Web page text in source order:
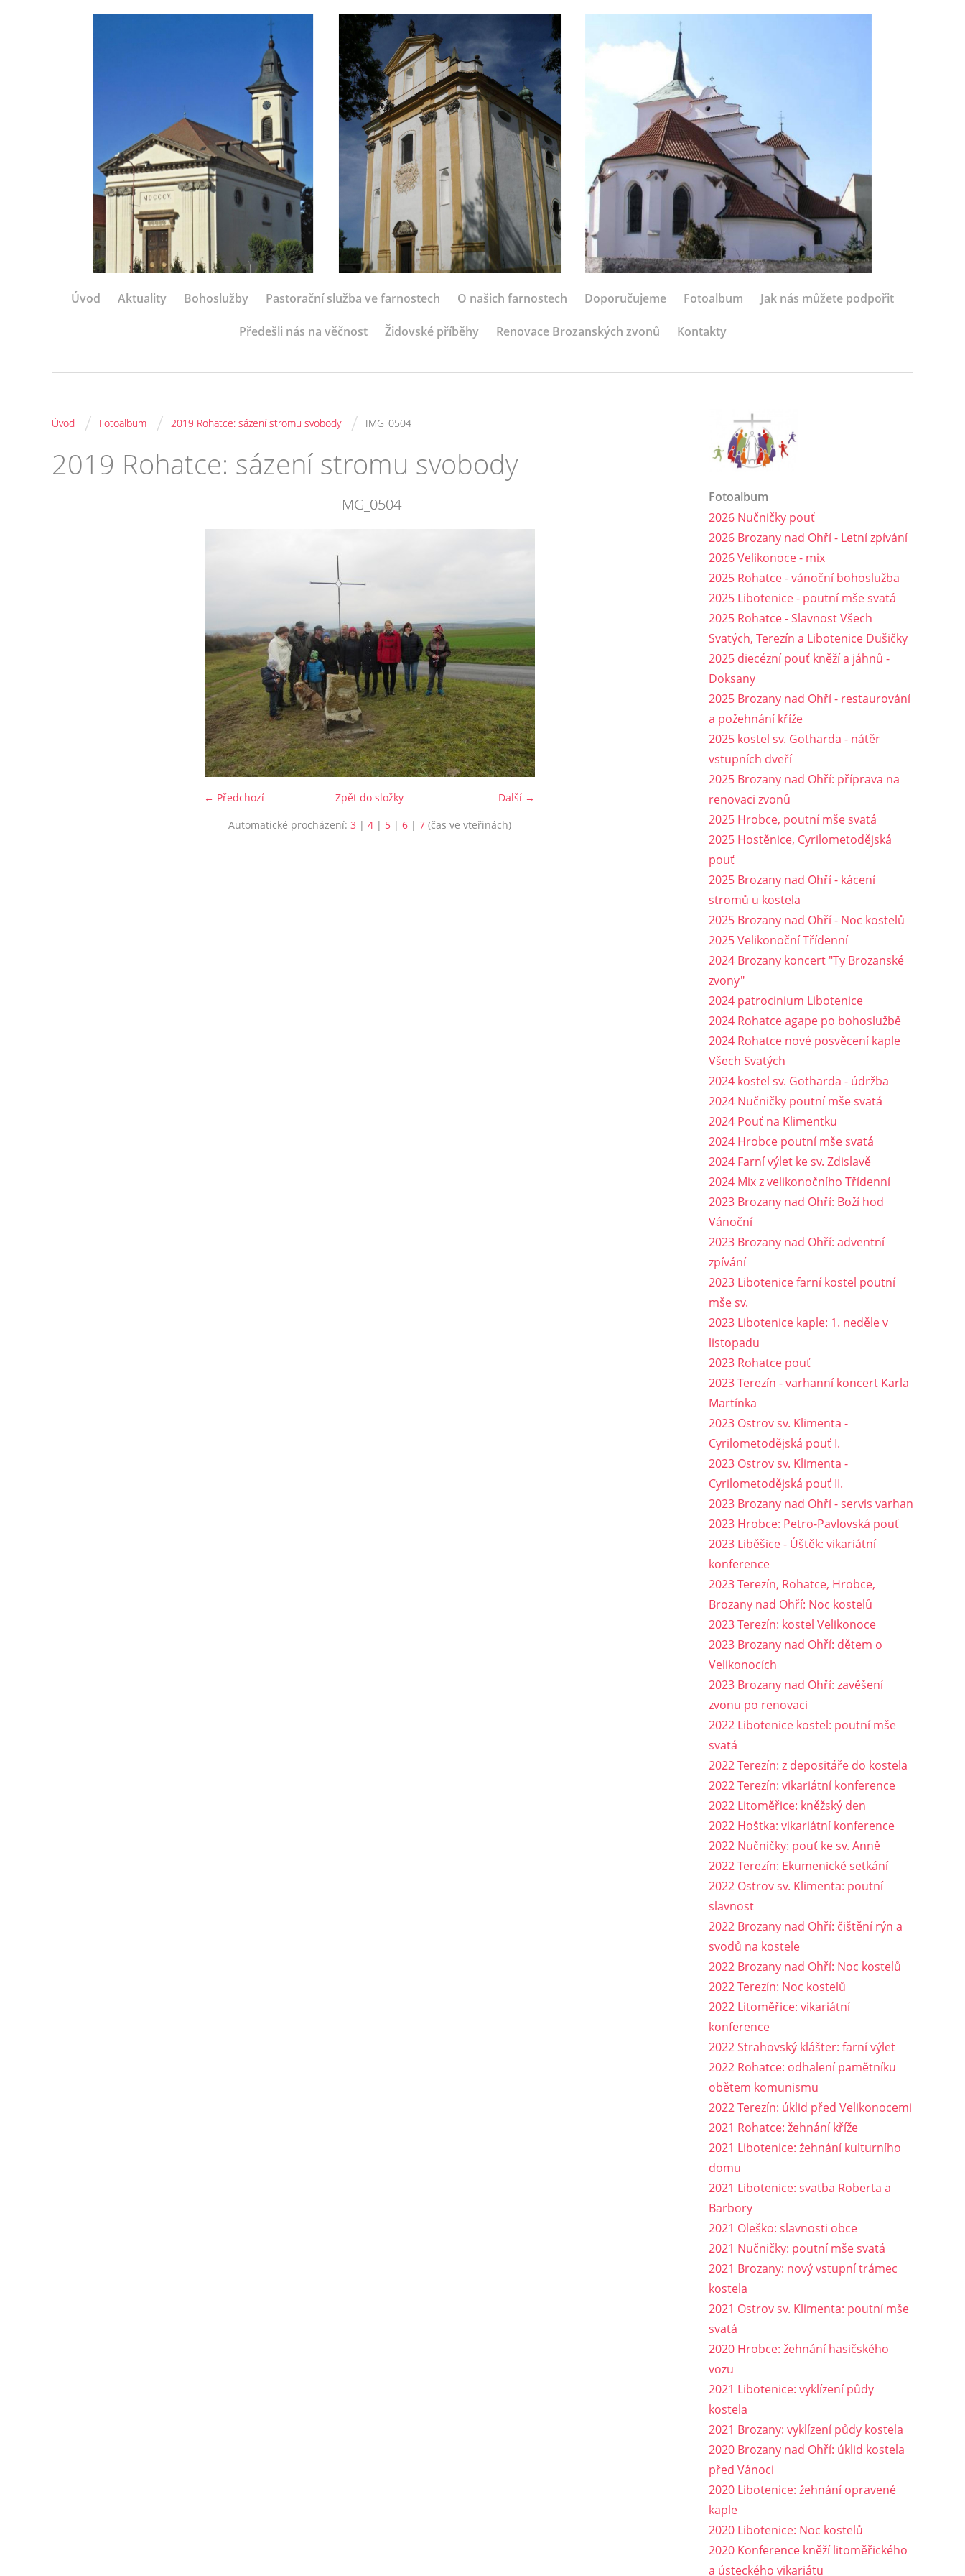
Úvod Aktuality Bohoslužby Pastorační služba ve farnostech O našich farnostech Doporučujeme Fotoalbum Jak nás můžete podpořit
Předešli nás na věčnost Židovské příběhy Renovace Brozanských zvonů Kontakty
Úvod / Fotoalbum / 2019 Rohatce: sázení stromu svobody / IMG_0504
2019 Rohatce: sázení stromu svobody
IMG_0504
← Předchozí Další →
Zpět do složky
Automatické procházení: 3 | 4| 5| 6| 7(čas ve vteřinách)
Fotoalbum
2026 Nučničky pouť
2026 Brozany nad Ohří - Letní zpívání
2026 Velikonoce - mix
2025 Rohatce - vánoční bohoslužba
2025 Libotenice - poutní mše svatá
2025 Rohatce - Slavnost Všech
Svatých, Terezín a Libotenice Dušičky
2025 diecézní pouť kněží a jáhnů -
Doksany
2025 Brozany nad Ohří - restaurování
a požehnání kříže
2025 kostel sv. Gotharda - nátěr
vstupních dveří
2025 Brozany nad Ohří: příprava na
renovaci zvonů
2025 Hrobce, poutní mše svatá
2025 Hostěnice, Cyrilometodějská
pouť
2025 Brozany nad Ohří - kácení
stromů u kostela
2025 Brozany nad Ohří - Noc kostelů
2025 Velikonoční Třídenní
2024 Brozany koncert "Ty Brozanské
zvony"
2024 patrocinium Libotenice
2024 Rohatce agape po bohoslužbě
2024 Rohatce nové posvěcení kaple
Všech Svatých
2024 kostel sv. Gotharda - údržba
2024 Nučničky poutní mše svatá
2024 Pouť na Klimentku
2024 Hrobce poutní mše svatá
2024 Farní výlet ke sv. Zdislavě
2024 Mix z velikonočního Třídenní
2023 Brozany nad Ohří: Boží hod
Vánoční
2023 Brozany nad Ohří: adventní
zpívání
2023 Libotenice farní kostel poutní
mše sv.
2023 Libotenice kaple: 1. neděle v
listopadu
2023 Rohatce pouť
2023 Terezín - varhanní koncert Karla
Martínka
2023 Ostrov sv. Klimenta -
Cyrilometodějská pouť I.
2023 Ostrov sv. Klimenta -
Cyrilometodějská pouť II.
2023 Brozany nad Ohří - servis varhan
2023 Hrobce: Petro-Pavlovská pouť
2023 Liběšice - Úštěk: vikariátní
konference
2023 Terezín, Rohatce, Hrobce,
Brozany nad Ohří: Noc kostelů
2023 Terezín: kostel Velikonoce
2023 Brozany nad Ohří: dětem o
Velikonocích
2023 Brozany nad Ohří: zavěšení
zvonu po renovaci
2022 Libotenice kostel: poutní mše
svatá
2022 Terezín: z depositáře do kostela
2022 Terezín: vikariátní konference
2022 Litoměřice: kněžský den
2022 Hoštka: vikariátní konference
2022 Nučničky: pouť ke sv. Anně
2022 Terezín: Ekumenické setkání
2022 Ostrov sv. Klimenta: poutní
slavnost
2022 Brozany nad Ohří: čištění rýn a
svodů na kostele
2022 Brozany nad Ohří: Noc kostelů
2022 Terezín: Noc kostelů
2022 Litoměřice: vikariátní
konference
2022 Strahovský klášter: farní výlet
2022 Rohatce: odhalení pamětníku
obětem komunismu
2022 Terezín: úklid před Velikonocemi
2021 Rohatce: žehnání kříže
2021 Libotenice: žehnání kulturního
domu
2021 Libotenice: svatba Roberta a
Barbory
2021 Oleško: slavnosti obce
2021 Nučničky: poutní mše svatá
2021 Brozany: nový vstupní trámec
kostela
2021 Ostrov sv. Klimenta: poutní mše
svatá
2020 Hrobce: žehnání hasičského
vozu
2021 Libotenice: vyklízení půdy
kostela
2021 Brozany: vyklízení půdy kostela
2020 Brozany nad Ohří: úklid kostela
před Vánoci
2020 Libotenice: žehnání opravené
kaple
2020 Libotenice: Noc kostelů
2020 Konference kněží litoměřického
a ústeckého vikariátu